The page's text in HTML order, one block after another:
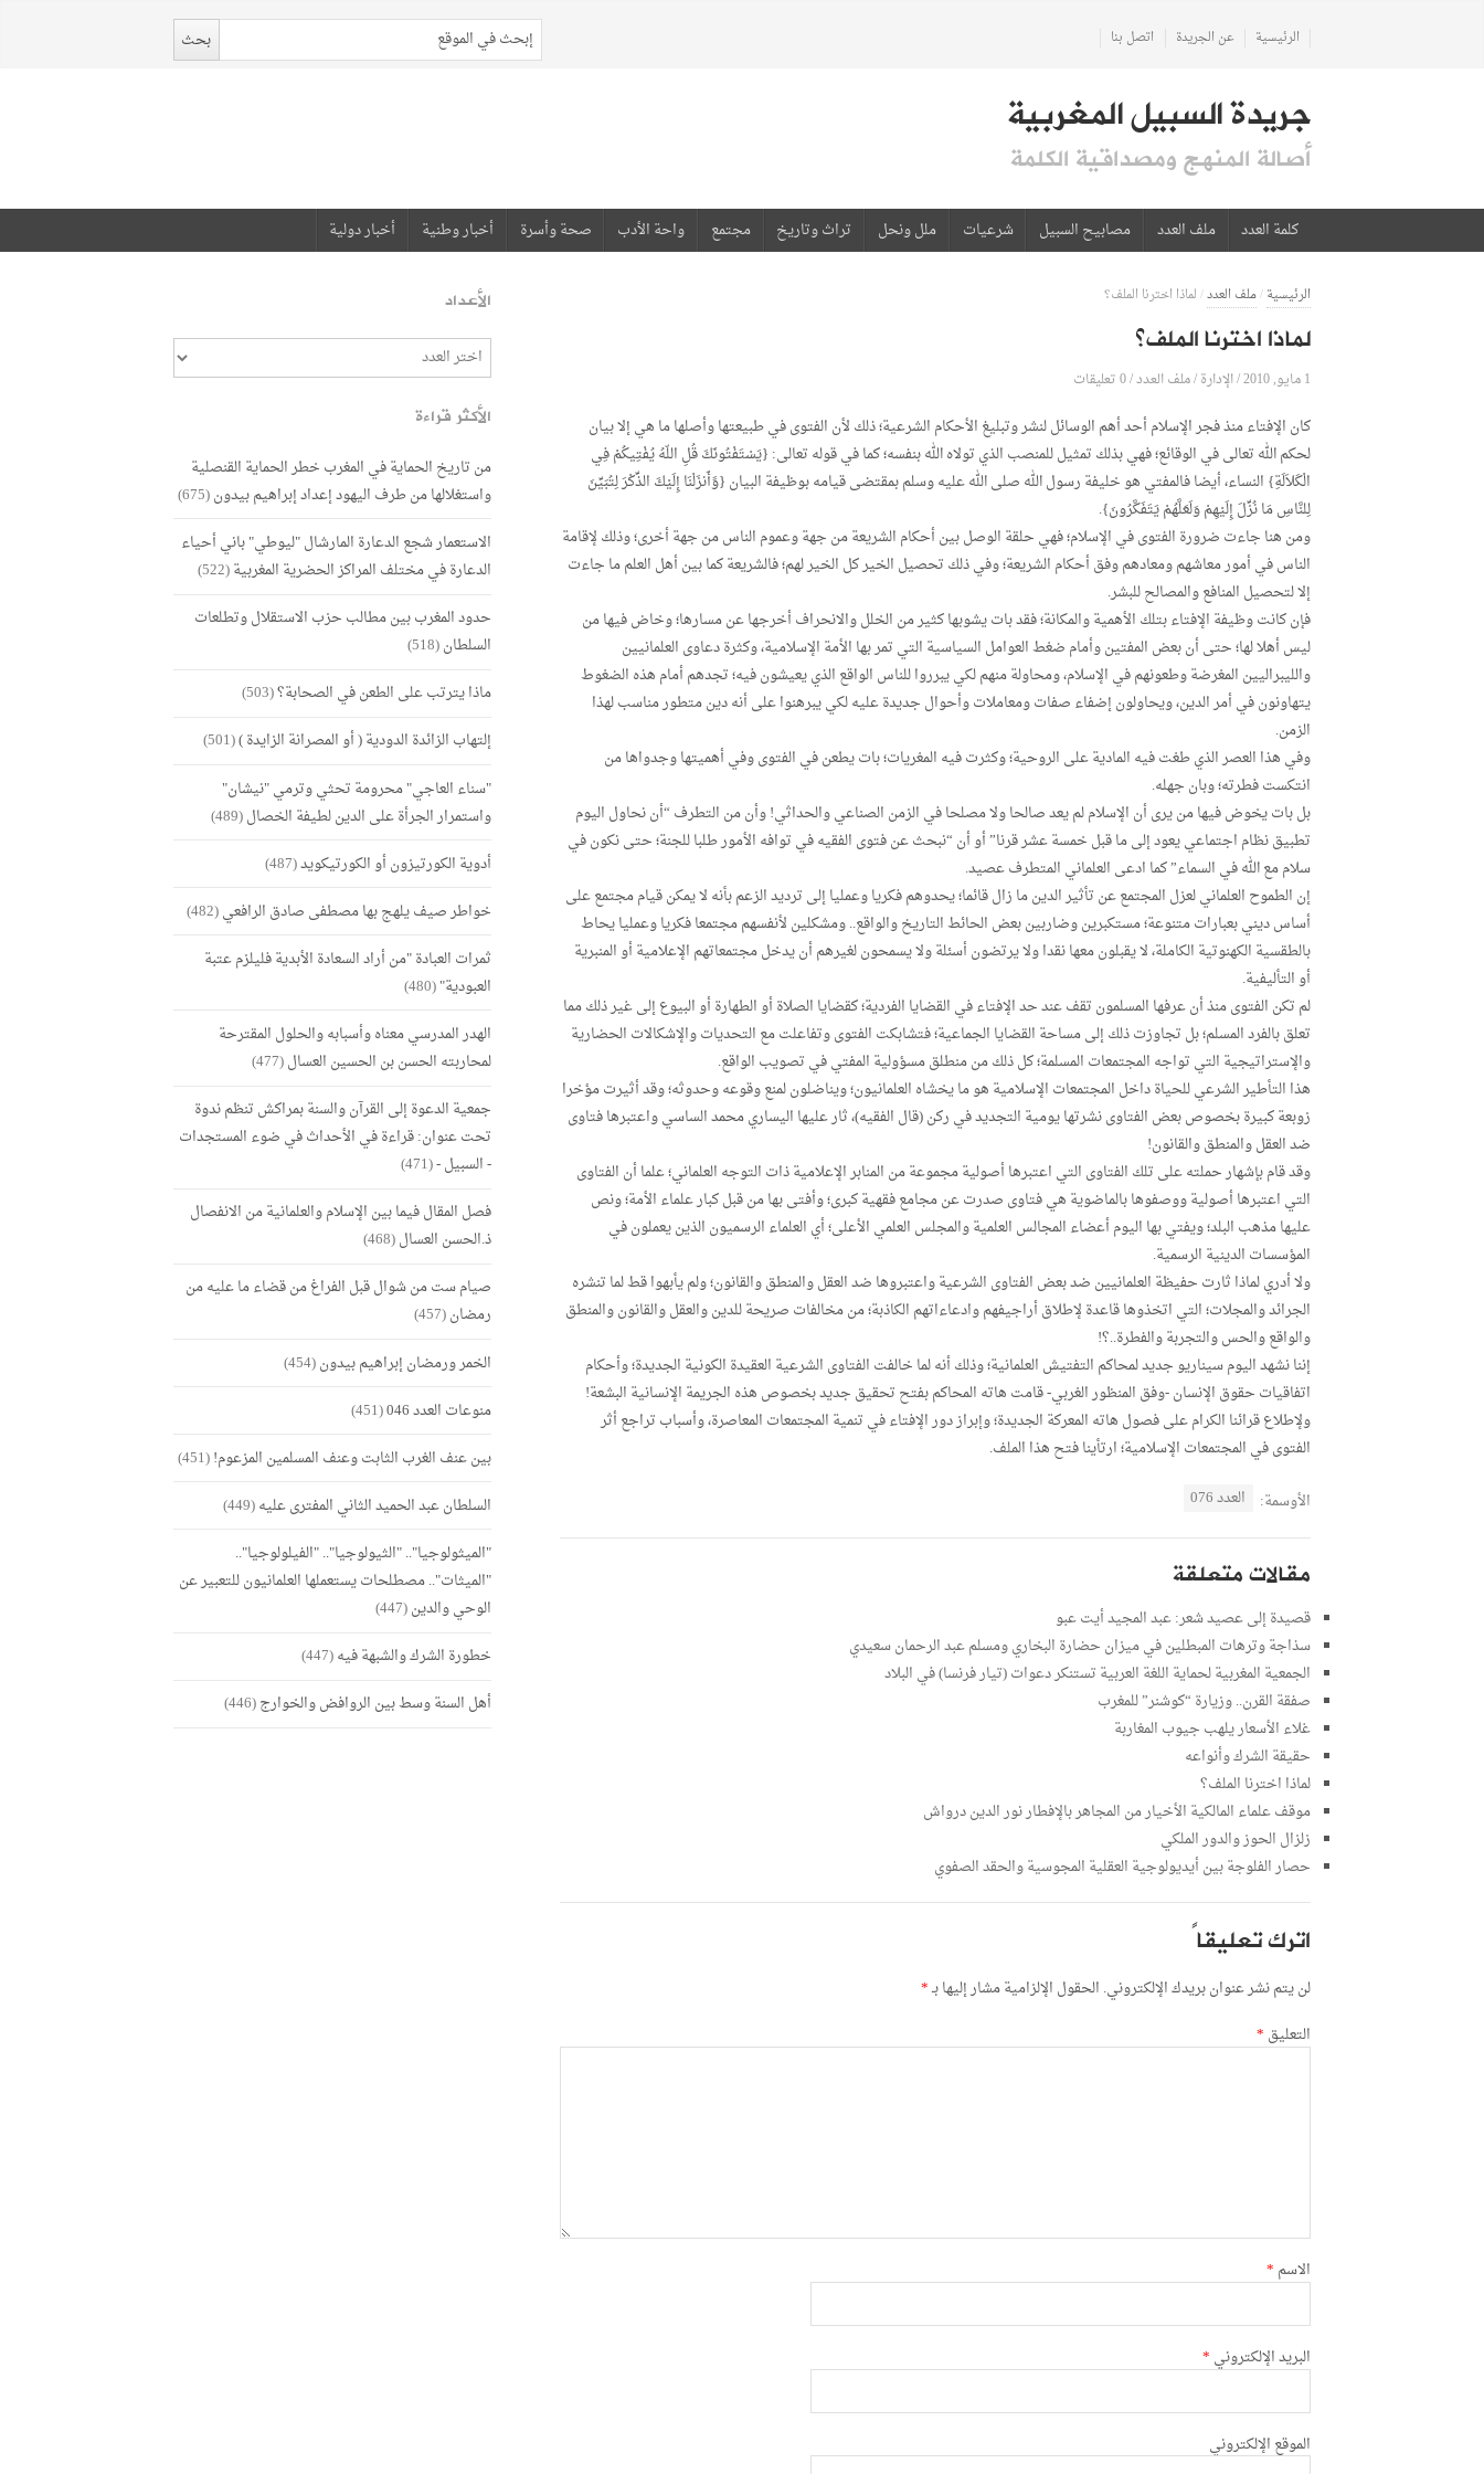
الرئيسية عن الجريدة اتصل بنا
جريدة السبيل المغربية
أصالة المنهج ومصداقية الكلمة
كلمة العدد ملف العدد مصابيح السبيل شرعيات ملل ونحل تراث وتاريخ مجتمع واحة الأدب صحة وأسرة أخبار وطنية أخبار دولية
الرئيسية/ملف العدد/لماذا اخترنا الملف؟
لماذا اخترنا الملف؟
1 مايو, 2010 /الإدارة/ملف العدد/0 تعليقات
كان الإفتاء منذ فجر الإسلام أحد أهم الوسائل لنشر وتبليغ الأحكام الشرعية؛ ذلك لأن الفتوى في طبيعتها وأصلها ما هي إلا بيان
لحكم الله تعالى في الوقائع؛ فهي بذلك تمثيل للمنصب الذي تولاه الله بنفسه؛ كما في قوله تعالى: {يَسْتَفْتُونَكَ قُلِ اللّهُ يُفْتِيكُمْ فِي
الْكَلاَلَةِ} النساء، أيضا فالمفتي هو خليفة رسول الله صلى الله عليه وسلم بمقتضى قيامه بوظيفة البيان {وََأَنزَلْنَا إِلَيْكَ الذِّكْرَ لِتُبَيِّنَ
لِلنَّاسِ مَا نُزِّلَ إِلَيْهِمْ وَلَعَلَّهُمْ يَتَفَكَّرُونَ}.
ومن هنا جاءت ضرورة الفتوى في الإسلام؛ فهي حلقة الوصل بين أحكام الشريعة من جهة وعموم الناس من جهة أخرى؛ وذلك لإقامة
الناس في أمور معاشهم ومعادهم وفق أحكام الشريعة؛ وفي ذلك تحصيل الخير كل الخير لهم؛ فالشريعة كما بين أهل العلم ما جاءت
إلا لتحصيل المنافع والمصالح للبشر.
فإن كانت وظيفة الإفتاء بتلك الأهمية والمكانة؛ فقد بات يشوبها كثير من الخلل والانحراف أخرجها عن مسارها؛ وخاض فيها من
ليس أهلا لها؛ حتى أن بعض المفتين وأمام ضغط العوامل السياسية التي تمر بها الأمة الإسلامية، وكثرة دعاوى العلمانيين
والليبراليين المغرضة وطعونهم في الإسلام، ومحاولة منهم لكي يبرروا للناس الواقع الذي يعيشون فيه؛ تجدهم أمام هذه الضغوط
يتهاونون في أمر الدين، ويحاولون إضفاء صفات ومعاملات وأحوال جديدة عليه لكي يبرهنوا على أنه دين متطور مناسب لهذا
الزمن.
وفي هذا العصر الذي طغت فيه المادية على الروحية؛ وكثرت فيه المغريات؛ بات يطعن في الفتوى وفي أهميتها وجدواها من
انتكست فطرته؛ وبان جهله.
بل بات يخوض فيها من يرى أن الإسلام لم يعد صالحا ولا مصلحا في الزمن الصناعي والحداثي! وأن من التطرف “أن نحاول اليوم
تطبيق نظام اجتماعي يعود إلى ما قبل خمسة عشر قرنا” أو أن “نبحث عن فتوى الفقيه في توافه الأمور طلبا للجنة؛ حتى نكون في
سلام مع الله في السماء” كما ادعى العلماني المتطرف عصيد.
إن الطموح العلماني لعزل المجتمع عن تأثير الدين ما زال قائما؛ يحدوهم فكريا وعمليا إلى ترديد الزعم بأنه لا يمكن قيام مجتمع على
أساس ديني بعبارات متنوعة؛ مستكبرين وضاربين بعض الحائط التاريخ والواقع.. ومشكلين لأنفسهم مجتمعا فكريا وعمليا يحاط
بالطقسية الكهنوتية الكاملة، لا يقبلون معها نقدا ولا يرتضون أسئلة ولا يسمحون لغيرهم أن يدخل مجتمعاتهم الإعلامية أو المنبرية
أو التأليفية.
لم تكن الفتوى منذ أن عرفها المسلمون تقف عند حد الإفتاء في القضايا الفردية؛ كقضايا الصلاة أو الطهارة أو البيوع إلى غير ذلك مما
تعلق بالفرد المسلم؛ بل تجاوزت ذلك إلى مساحة القضايا الجماعية؛ فتشابكت الفتوى وتفاعلت مع التحديات والإشكالات الحضارية
والإستراتيجية التي تواجه المجتمعات المسلمة؛ كل ذلك من منطلق مسؤولية المفتي في تصويب الواقع.
هذا التأطير الشرعي للحياة داخل المجتمعات الإسلامية هو ما يخشاه العلمانيون؛ ويناضلون لمنع وقوعه وحدوثه؛ وقد أثيرت مؤخرا
زوبعة كبيرة بخصوص بعض الفتاوى نشرتها يومية التجديد في ركن (قال الفقيه)، ثار عليها اليساري محمد الساسي واعتبرها فتاوى
ضد العقل والمنطق والقانون!
وقد قام بإشهار حملته على تلك الفتاوى التي اعتبرها أصولية مجموعة من المنابر الإعلامية ذات التوجه العلماني؛ علما أن الفتاوى
التي اعتبرها أصولية ووصفوها بالماضوية هي فتاوى صدرت عن مجامع فقهية كبرى؛ وأفتى بها من قبل كبار علماء الأمة؛ ونص
عليها مذهب البلد؛ ويفتي بها اليوم أعضاء المجالس العلمية والمجلس العلمي الأعلى؛ أي العلماء الرسميون الذين يعملون في
المؤسسات الدينية الرسمية.
ولا أدري لماذا ثارت حفيظة العلمانيين ضد بعض الفتاوى الشرعية واعتبروها ضد العقل والمنطق والقانون؛ ولم يأبهوا قط لما تنشره
الجرائد والمجلات؛ التي اتخذوها قاعدة لإطلاق أراجيفهم وادعاءاتهم الكاذبة؛ من مخالفات صريحة للدين والعقل والقانون والمنطق
والواقع والحس والتجربة والفطرة..؟!
إننا نشهد اليوم سيناريو جديد لمحاكم التفتيش العلمانية؛ وذلك أنه لما خالفت الفتاوى الشرعية العقيدة الكونية الجديدة؛ وأحكام
اتفاقيات حقوق الإنسان -وفق المنظور الغربي- قامت هاته المحاكم بفتح تحقيق جديد بخصوص هذه الجريمة الإنسانية البشعة!
ولإطلاع قرائنا الكرام على فصول هاته المعركة الجديدة؛ وإبراز دور الإفتاء في تنمية المجتمعات المعاصرة، وأسباب تراجع أثر
الفتوى في المجتمعات الإسلامية؛ ارتأينا فتح هذا الملف.
الأوسمة: العدد 076
مقالات متعلقة
قصيدة إلى عصيد شعر: عبد المجيد أيت عبو
سذاجة وترهات المبطلين في ميزان حضارة البخاري ومسلم عبد الرحمان سعيدي
الجمعية المغربية لحماية اللغة العربية تستنكر دعوات (تيار فرنسا) في البلاد
صفقة القرن.. وزيارة “كوشنر” للمغرب
غلاء الأسعار يلهب جيوب المغاربة
حقيقة الشرك وأنواعه
لماذا اخترنا الملف؟
موقف علماء المالكية الأخيار من المجاهر بالإفطار نور الدين درواش
زلزال الحوز والدور الملكي
حصار الفلوجة بين أيديولوجية العقلية المجوسية والحقد الصفوي
اترك تعليقاً
لن يتم نشر عنوان بريدك الإلكتروني. الحقول الإلزامية مشار إليها بـ*
التعليق *
الاسم *
البريد الإلكتروني *
الموقع الإلكتروني
الأعداد
الأكثر قراءة
من تاريخ الحماية في المغرب خطر الحماية القنصلية
واستغلالها من طرف اليهود إعداد إبراهيم بيدون(675)
الاستعمار شجع الدعارة المارشال "ليوطي" باني أحياء
الدعارة في مختلف المراكز الحضرية المغربية(522)
حدود المغرب بين مطالب حزب الاستقلال وتطلعات
السلطان(518)
ماذا يترتب على الطعن في الصحابة؟(503)
إلتهاب الزائدة الدودية ( أو المصرانة الزايدة )(501)
"سناء العاجي" محرومة تحثي وترمي "نيشان"
واستمرار الجرأة على الدين لطيفة الخصال(489)
أدوية الكورتيزون أو الكورتيكويد(487)
خواطر صيف يلهج بها مصطفى صادق الرافعي(482)
ثمرات العبادة "من أراد السعادة الأبدية فليلزم عتبة
العبودية"(480)
الهدر المدرسي معناه وأسبابه والحلول المقترحة
لمحاربته الحسن بن الحسين العسال(477)
جمعية الدعوة إلى القرآن والسنة بمراكش تنظم ندوة
تحت عنوان: قراءة في الأحداث في ضوء المستجدات
- السبيل -(471)
فصل المقال فيما بين الإسلام والعلمانية من الانفصال
ذ.الحسن العسال(468)
صيام ست من شوال قبل الفراغ من قضاء ما عليه من
رمضان(457)
الخمر ورمضان إبراهيم بيدون(454)
منوعات العدد 046
(451)
بين عنف الغرب الثابت وعنف المسلمين المزعوم!(451)
السلطان عبد الحميد الثاني المفترى عليه(449)
"الميثولوجيا".. "الثيولوجيا".. "الفيلولوجيا"..
"الميثات".. مصطلحات يستعملها العلمانيون للتعبير عن
الوحي والدين(447)
خطورة الشرك والشبهة فيه(447)
أهل السنة وسط بين الروافض والخوارج(446)